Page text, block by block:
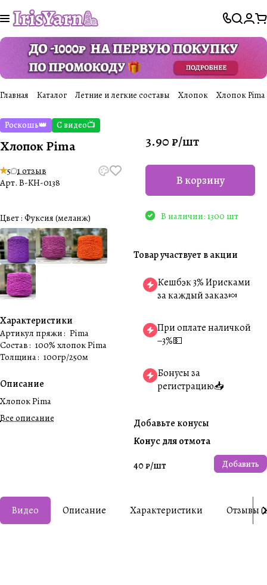
Главная Каталог Летние и легкие составы Хлопок Хлопок Pima
Роскошь👑 С видео📺
Хлопок Pima
5 1 отзыв
Арт. B-KH-0138
Цвет : Фуксия (меланж)
Характеристики
Артикул пряжи: Pima
Состав: 100% хлопок Pima
Толщина: 100гр/250м
Описание
Хлопок Pima
Все описание
3.90 ₽/шт
В корзину
В наличии: 1300 шт
Товар участвует в акции
Кешбэк 3% Ирисками
за каждый заказ🍬
При оплате наличкой
−3%💵
Бонусы за
регистрацию📥
Добавьте конусы
Конус для отмота
40 ₽/шт Добавить
Видео Описание Характеристики Отзывы